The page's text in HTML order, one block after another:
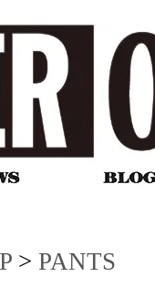
> PANTS